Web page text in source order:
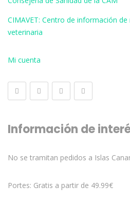
CIMAVET: Centro de información
veterinaria
Mi cuenta
Información de
No se tramitan pedidos a Islas
Portes: Gratis a partir de 49.99€